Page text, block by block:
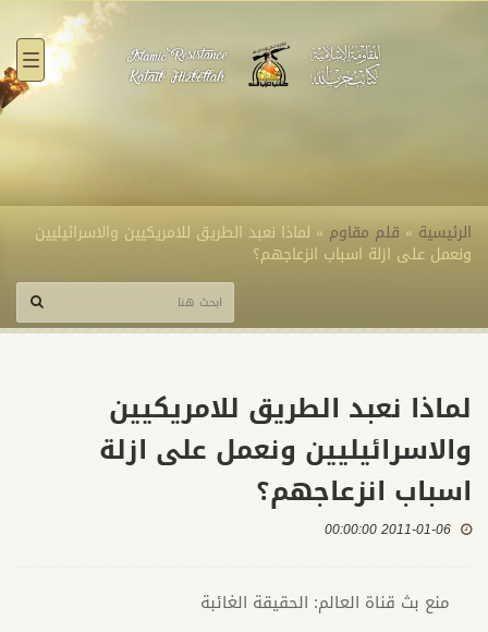
الرئيسية » قلم مقاوم » لماذا نعبد الطريق للامريكيين والاسرائيليين
ونعمل على ازلة اسباب انزعاجهم؟
لماذا نعبد الطريق للامريكيين
والاسرائيليين ونعمل على ازلة
اسباب انزعاجهم؟
2011-01-06 00:00:00
منع بث قناة العالم: الحقيقة الغائبة